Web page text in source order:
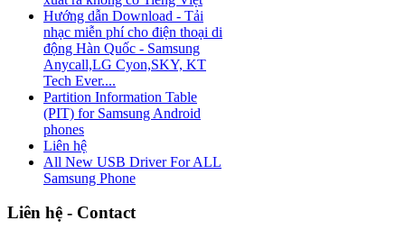
Hướng dẫn Download - Tải
nhạc miễn phí cho điện thoại di
động Hàn Quốc - Samsung
Anycall,LG Cyon,SKY, KT
Tech Ever....
Partition Information Table
(PIT) for Samsung Android
phones
Liên hệ
All New USB Driver For ALL
Samsung Phone
Liên hệ - Contact